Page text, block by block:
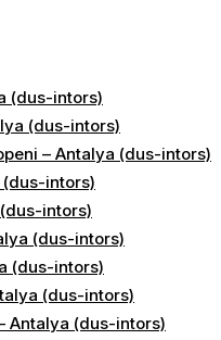
(dus-intors)
(dus-intors)
– Antalya (dus-intors)
(dus-intors)
intors)
(dus-intors)
(dus-intors)
(dus-intors)
Antalya (dus-intors)